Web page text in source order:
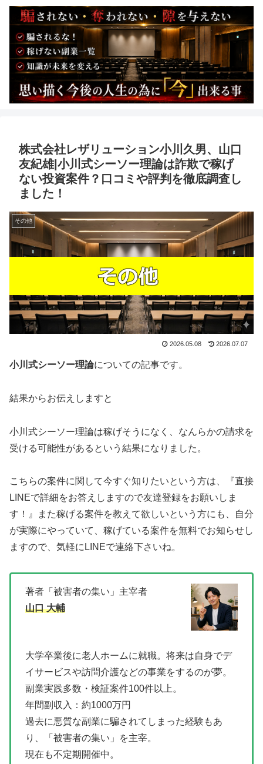
株式会社レザリューション小川久男、山口
友紀雄|小川式シーソー理論は詐欺で稼げ
ない投資案件？口コミや評判を徹底調査し
ました！
その他
2026.05.08 2026.07.07
小川式シーソー理論についての記事です。
結果からお伝えしますと
小川式シーソー理論は稼げそうになく、なんらかの請求を
受ける可能性がある という結果になりました。
こちらの案件に関して今すぐ知りたいという方は、
『直接
LINEで詳細をお答えしますので友達登録をお願いしま
す！』
また稼げる案件を教えて欲しいという方にも、自分
が実際にやっていて、稼げている案件を無料でお知らせし
ますので、気軽にLINEで連絡下さいね。
著者「被害者の集い」主宰者
山口 大輔
大学卒業後に老人ホームに就職。将来は自身でデ
イサービスや訪問介護などの事業をするのが夢。
副業実践多数・検証案件100件以上。
年間副収入：約1000万円
過去に悪質な副業に騙されてしまった経験もあ
り、「被害者の集い」を主宰。
現在も不定期開催中。